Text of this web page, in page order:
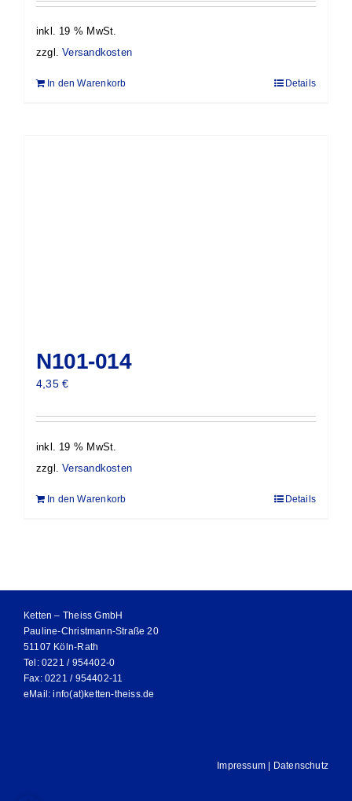
inkl. 19 % MwSt.
zzgl.Versandkosten
In den Warenkorb Details
N101-014
4,35€
inkl. 19 % MwSt.
zzgl.Versandkosten
In den Warenkorb Details
Ketten – Theiss GmbH
Pauline-Christmann-Straße 20
51107 Köln-Rath
Tel: 0221 / 954402-0
Fax: 0221 / 954402-11
eMail:info(at)ketten-theiss.de
Impressum | Datenschutz